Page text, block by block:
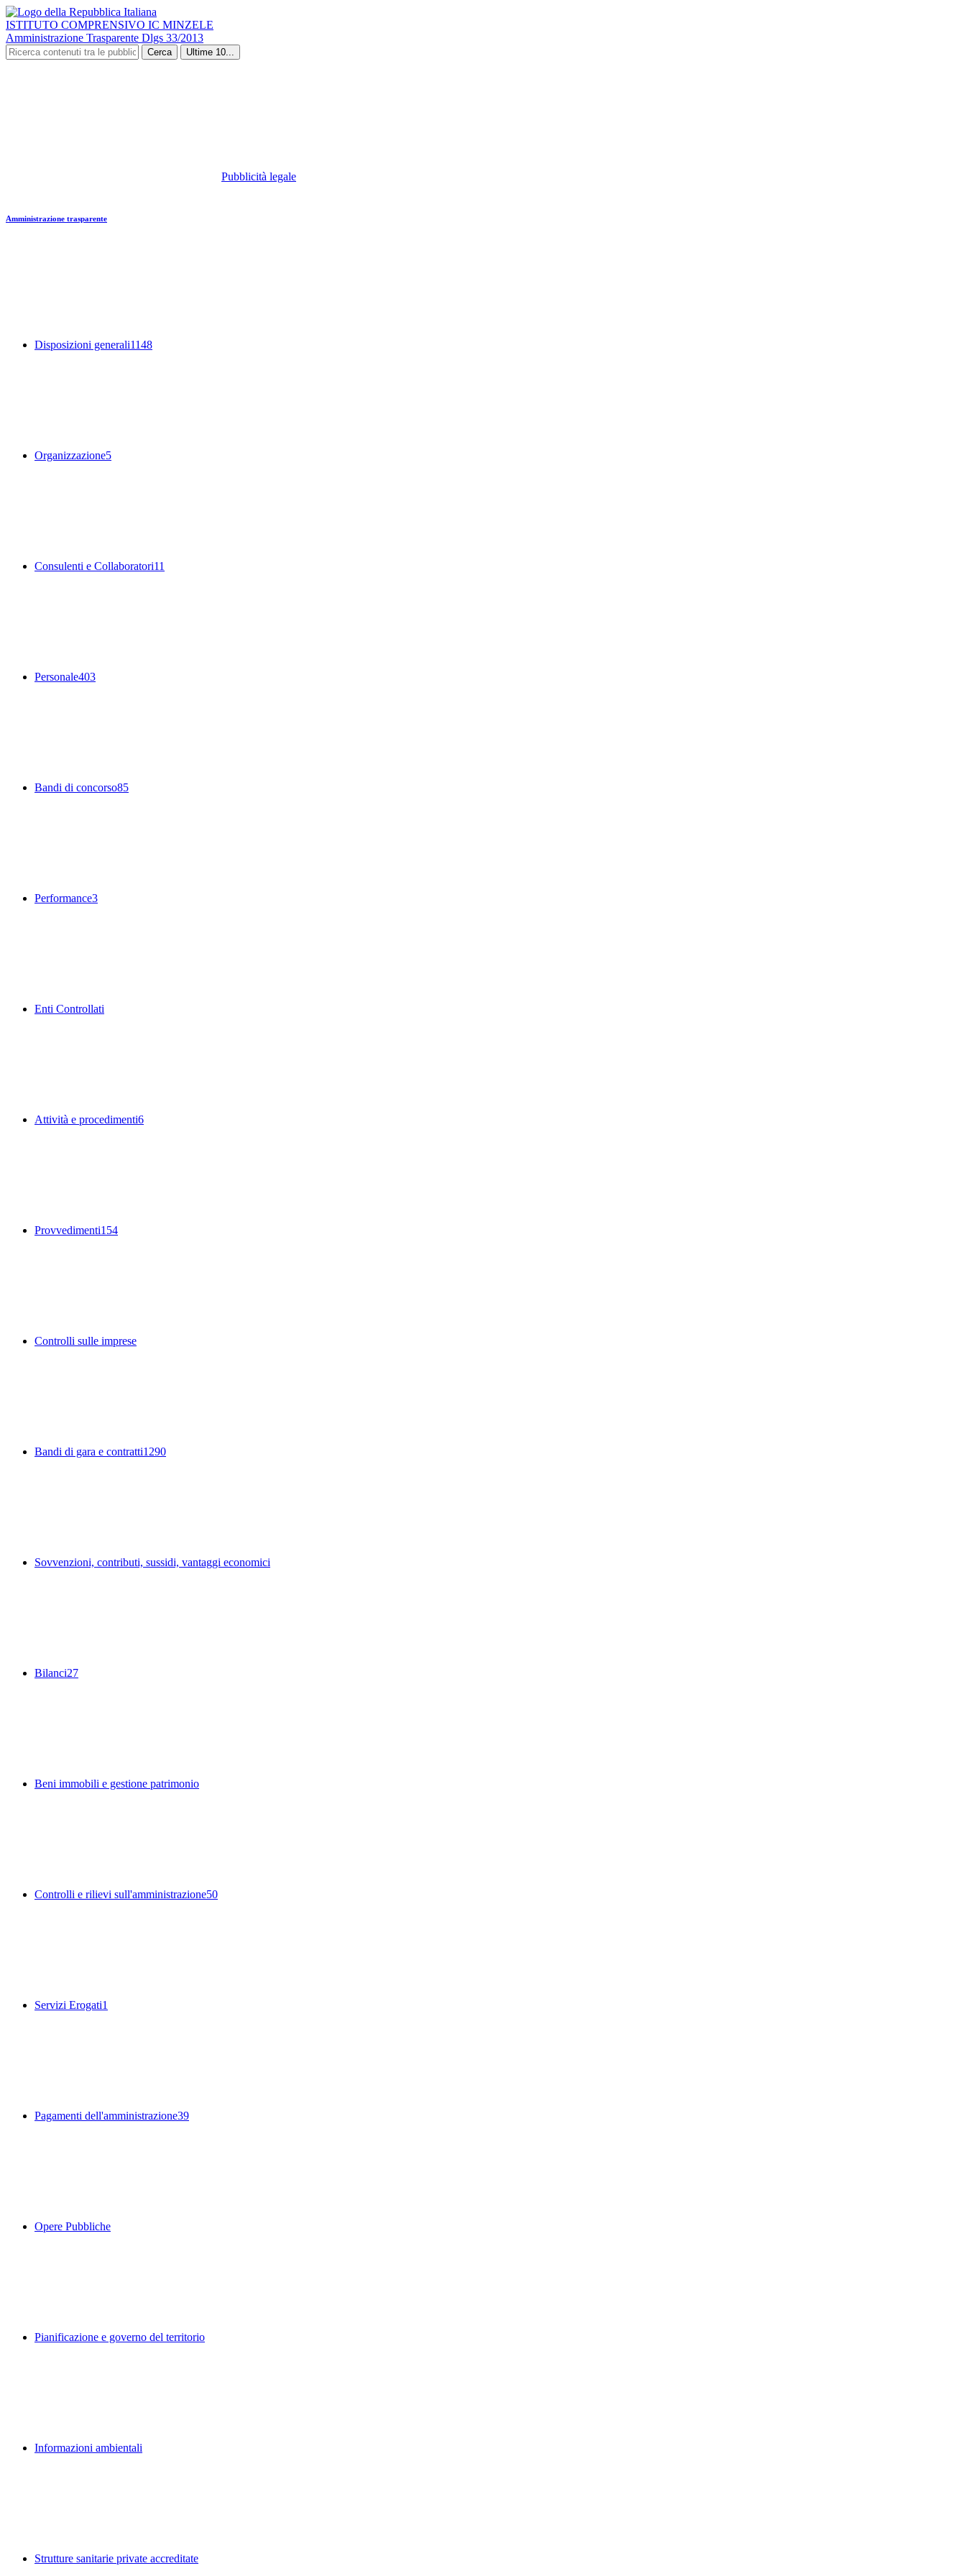
ISTITUTO COMPRENSIVO IC MINZELE
Amministrazione Trasparente Dlgs 33/2013
Cerca Ultime 10...
Pubblicità legale
Amministrazione trasparente
Disposizioni generali1148
Organizzazione5
Consulenti e Collaboratori11
Personale403
Bandi di concorso85
Performance3
Enti Controllati
Attività e procedimenti6
Provvedimenti154
Controlli sulle imprese
Bandi di gara e contratti1290
Sovvenzioni, contributi, sussidi, vantaggi economici
Bilanci27
Beni immobili e gestione patrimonio
Controlli e rilievi sull'amministrazione50
Servizi Erogati1
Pagamenti dell'amministrazione39
Opere Pubbliche
Pianificazione e governo del territorio
Informazioni ambientali
Strutture sanitarie private accreditate